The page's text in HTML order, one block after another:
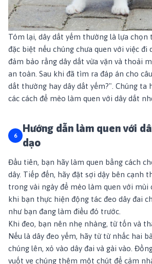
Tóm lại, dây dắt yếm thường là lựa
đặc biệt nếu chúng chưa quen với việc đi
đảm bảo rằng dây dắt vừa vặn và thoải
an toàn. Sau khi đã tìm ra đáp án cho
dắt thường hay dây dắt yếm?". Chúng ta
các cách để mèo làm quen với dây dắt
Hướng dẫn làm quen với
dạo
Đầu tiên, bạn hãy làm quen bằng cách
dây. Tiếp đến, hãy đặt sợi dậy bên cạnh
trong vài ngày để mèo làm quen với mùi
khi bạn thực hiện động tác đeo dây đai
như bạn đang làm điều đó trước.
Khi đeo, bạn nên nhẹ nhàng, từ tốn và
Nếu là dây đeo yếm, hãy từ từ nhấc hai
chúng lên, xỏ vào dây đai và gài vào.
vuốt ve chúng thêm một chút để cảm